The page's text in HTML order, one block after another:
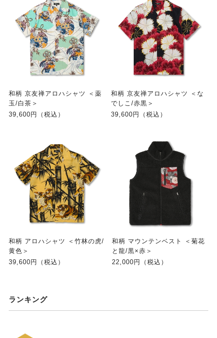
和柄 京友禅アロハシャツ ＜薬
玉/白茶＞
39,600円（税込）
和柄 京友禅アロハシャツ ＜な
でしこ/赤黒＞
39,600円（税込）
和柄 アロハシャツ ＜竹林の虎/
黄色＞
39,600円（税込）
和柄 マウンテンベスト ＜菊花
と龍/黒×赤＞
22,000円（税込）
ランキング